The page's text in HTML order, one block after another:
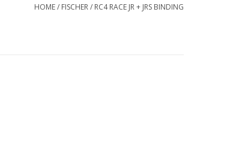
HOME/ FISCHER/ RC4 RACE JR + JRS BINDING